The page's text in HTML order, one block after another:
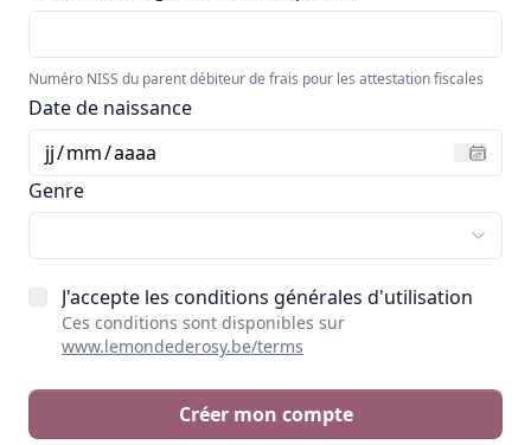
Numéro NISS du parent débiteur de frais pour les attestation fiscales
Date de naissance
jj/mm/aaaa
Genre
J'accepte les conditions générales d'utilisation
Ces conditions sont disponibles sur
www.lemondederosy.be/terms
Créer mon compte